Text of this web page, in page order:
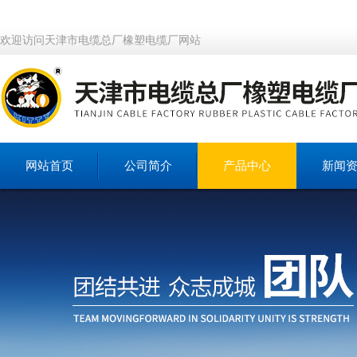
欢迎访问天津市电缆总厂橡塑电缆厂网站
网站首页 公司简介 产品中心 新闻